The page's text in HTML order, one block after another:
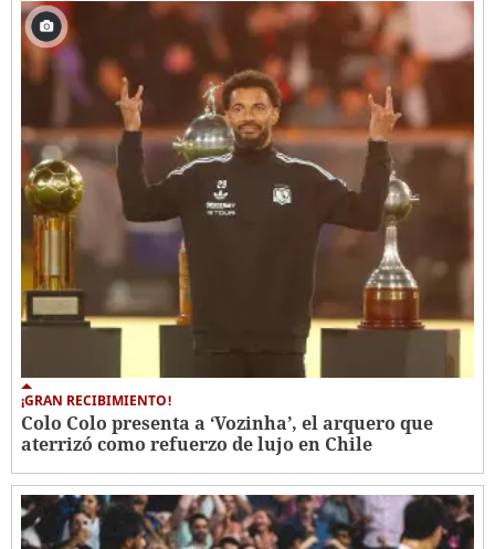
¡GRAN RECIBIMIENTO!
Colo Colo presenta a ‘Vozinha’, el arquero que
aterrizó como refuerzo de lujo en Chile